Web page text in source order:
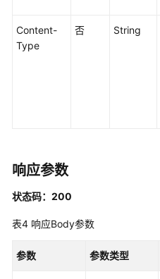
构
口
数
Content-
Type
否 String
响应参数
状态码：200
表4 响应Body参数
参数 参数类型